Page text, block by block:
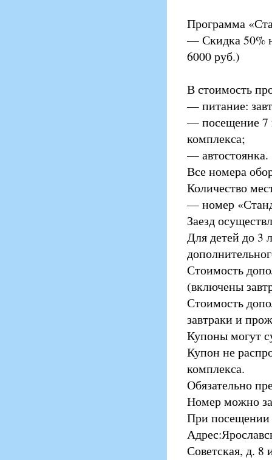
Программа
— Скидка 50%
6000 руб.)
В стоимость
— питание:
— посещение 7
комплекса;
— автостоянка.
Все номера
Количество
— номер
Заезд
Для детей до 3
Стоимость
(включены
Стоимость
завтраки и
Купоны могут
Купон не
комплекса.
Обязательно
Номер можно
При посещении
Советская, д. 8